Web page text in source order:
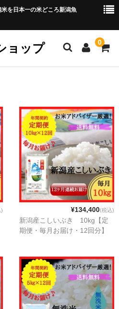
を日本一の米どころ新潟魚
ョップ 0
¥134,400(税込)
新潟産こしいぶき 10kg【定
期便・毎月お届け・12回分】